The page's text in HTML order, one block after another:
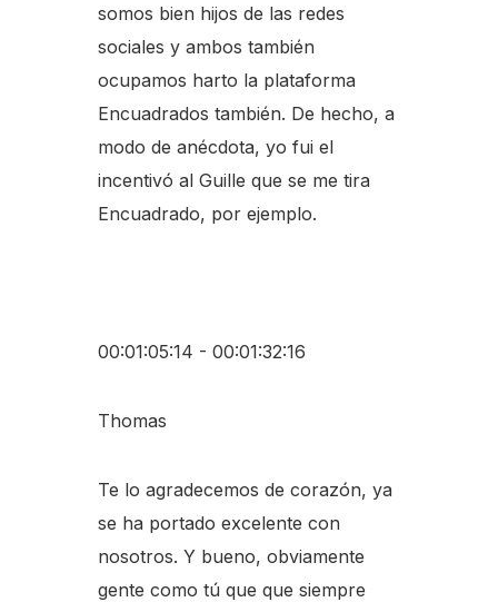
somos bien hijos de las redes
sociales y ambos también
ocupamos harto la plataforma
Encuadrados también. De hecho, a
modo de anécdota, yo fui el
incentivó al Guille que se me tira
Encuadrado, por ejemplo.
00:01:05:14 - 00:01:32:16
Thomas
Te lo agradecemos de corazón, ya
se ha portado excelente con
nosotros. Y bueno, obviamente
gente como tú que que siempre